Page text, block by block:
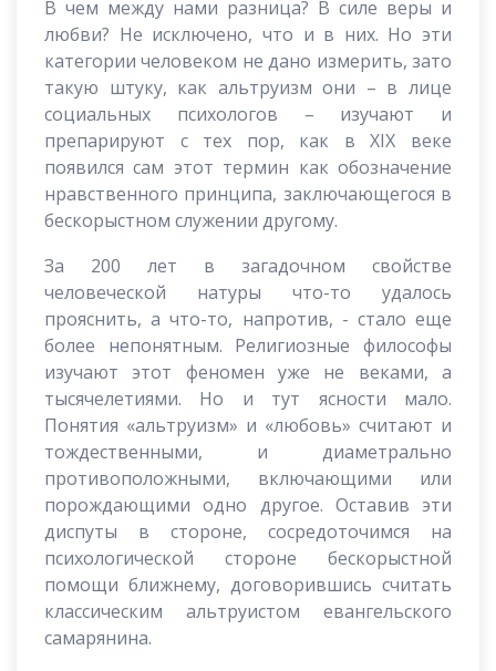
В чем между нами разница? В силе веры и
любви? Не исключено, что и в них. Но эти
категории человеком не дано измерить, зато
такую штуку, как альтруизм они – в лице
социальных психологов – изучают и
препарируют с тех пор, как в ХIХ веке
появился сам этот термин как обозначение
нравственного принципа, заключающегося в
бескорыстном служении другому.
За 200 лет в загадочном свойстве
человеческой натуры что-то удалось
прояснить, а что-то, напротив, - стало еще
более непонятным. Религиозные философы
изучают этот феномен уже не веками, а
тысячелетиями. Но и тут ясности мало.
Понятия «альтруизм» и «любовь» считают и
тождественными, и диаметрально
противоположными, включающими или
порождающими одно другое. Оставив эти
диспуты в стороне, сосредоточимся на
психологической стороне бескорыстной
помощи ближнему, договорившись считать
классическим альтруистом евангельского
самарянина.